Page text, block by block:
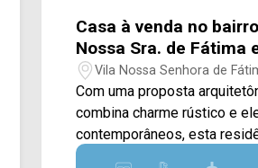
Casa à venda no
Nossa Sra. de Fátima
Americana/SP
Vila Nossa Senhora de
Americana/SP
Com uma proposta
combina charme rústico e
contemporâneos, esta
alto padrão oferece